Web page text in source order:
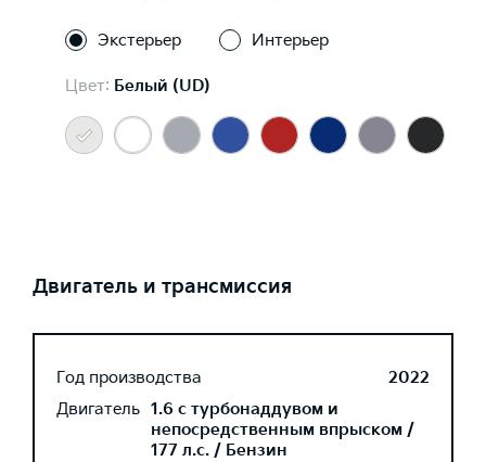
Экстерьер Интерьер
Цвет: Белый (UD)
Двигатель и трансмиссия
Год производства
2022
Двигатель 1.6 с турбонаддувом и
непосредственным впрыском /
177 л.с. / Бензин